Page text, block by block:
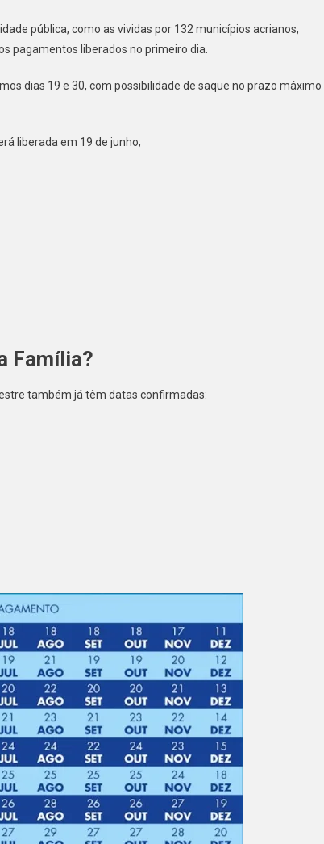
pública, como as vividas por 132 municípios acrianos,
pagamentos liberados no primeiro dia.
dias 19 e 30, com possibilidade de saque no prazo máximo
liberada em 19 de junho;
Família?
também já têm datas confirmadas: